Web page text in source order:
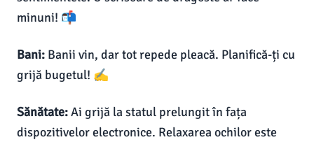
minuni! 📬
Bani: Banii vin, dar tot repede pleacă. Planifică-ți cu
grijă bugetul! ✍️
Sănătate:Ai grijă la statul prelungit în fața
dispozitivelor electronice. Relaxarea ochilor este